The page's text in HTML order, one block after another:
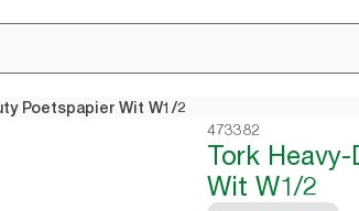
Poetspapier Wit W1/2
473382
Tork
Wit W1/2